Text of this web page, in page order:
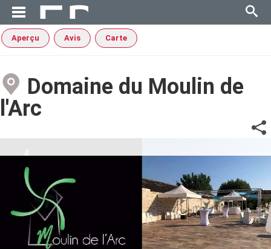
Aperçu Avis Carte
Domaine du Moulin de
l'Arc